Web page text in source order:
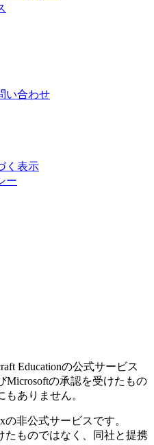
い合わせ
く表示
ー
Educationの公式サービス
Microsoftの承認を受けたもの
ありません。
の非公式サービスです。
たものではなく、同社と提携